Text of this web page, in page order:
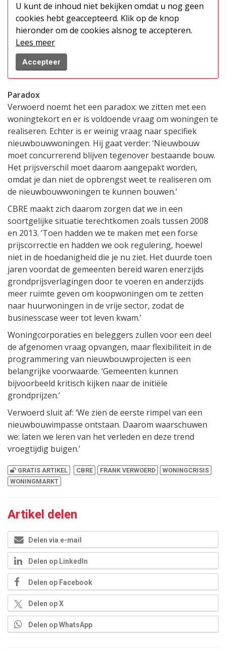
U kunt de inhoud niet bekijken omdat u nog geen
cookies hebt geaccepteerd. Klik op de knop
hieronder om de cookies alsnog te accepteren.
Lees meer
Accepteer
Paradox
Verwoerd noemt het een paradox: we zitten met een
woningtekort en er is voldoende vraag om woningen te
realiseren. Echter is er weinig vraag naar specifiek
nieuwbouwwoningen. Hij gaat verder: ‘Nieuwbouw
moet concurrerend blijven tegenover bestaande bouw.
Het prijsverschil moet daarom aangepakt worden,
omdat je dan niet de opbrengst weet te realiseren om
de nieuwbouwwoningen te kunnen bouwen.’
CBRE maakt zich daarom zorgen dat we in een
soortgelijke situatie terechtkomen zoals tussen 2008
en 2013. ‘Toen hadden we te maken met een forse
prijscorrectie en hadden we ook regulering, hoewel
niet in de hoedanigheid die je nu ziet. Het duurde toen
jaren voordat de gemeenten bereid waren enerzijds
grondprijsverlagingen door te voeren en anderzijds
meer ruimte geven om koopwoningen om te zetten
naar huurwoningen in de vrije sector, zodat de
businesscase weer tot leven kwam.’
Woningcorporaties en beleggers zullen voor een deel
de afgenomen vraag opvangen, maar flexibiliteit in de
programmering van nieuwbouwprojecten is een
belangrijke voorwaarde. ‘Gemeenten kunnen
bijvoorbeeld kritisch kijken naar de initiële
grondprijzen.’
Verwoerd sluit af: ‘We zien de eerste rimpel van een
nieuwbouwimpasse ontstaan. Daarom waarschuwen
we: laten we leren van het verleden en deze trend
vroegtijdig buigen.’
GRATIS ARTIKEL CBRE FRANK VERWOERD
WONINGCRISIS
WONINGMARKT
Artikel delen
Delen via e-mail
Delen op LinkedIn
Delen op Facebook
Delen op X
Delen op WhatsApp